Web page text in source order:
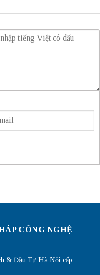
CÔNG NGHỆ
& Đầu Tư Hà Nội cấp